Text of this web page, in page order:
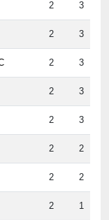
2 3
2 3
2 3
2 3
2 2
2 2
2 1
2 0